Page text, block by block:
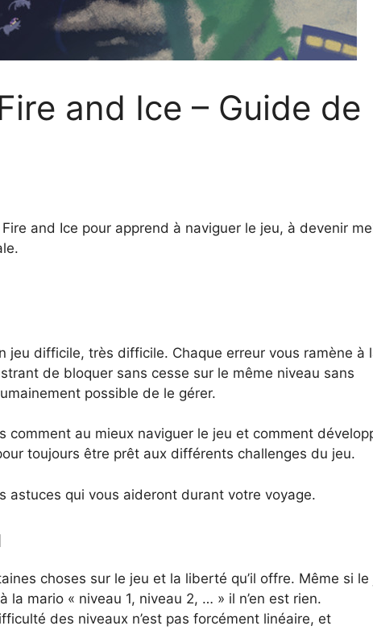
and Ice – Guide de
and Ice pour apprend à naviguer le jeu, à devenir
jeu difficile, très difficile. Chaque erreur vous ramène à
de bloquer sans cesse sur le même niveau sans
possible de le gérer.
comment au mieux naviguer le jeu et comment
toujours être prêt aux différents challenges du jeu.
astuces qui vous aideront durant votre voyage.
choses sur le jeu et la liberté qu’il offre. Même si le
la mario « niveau 1, niveau 2, … » il n’en est rien.
des niveaux n’est pas forcément linéaire, et